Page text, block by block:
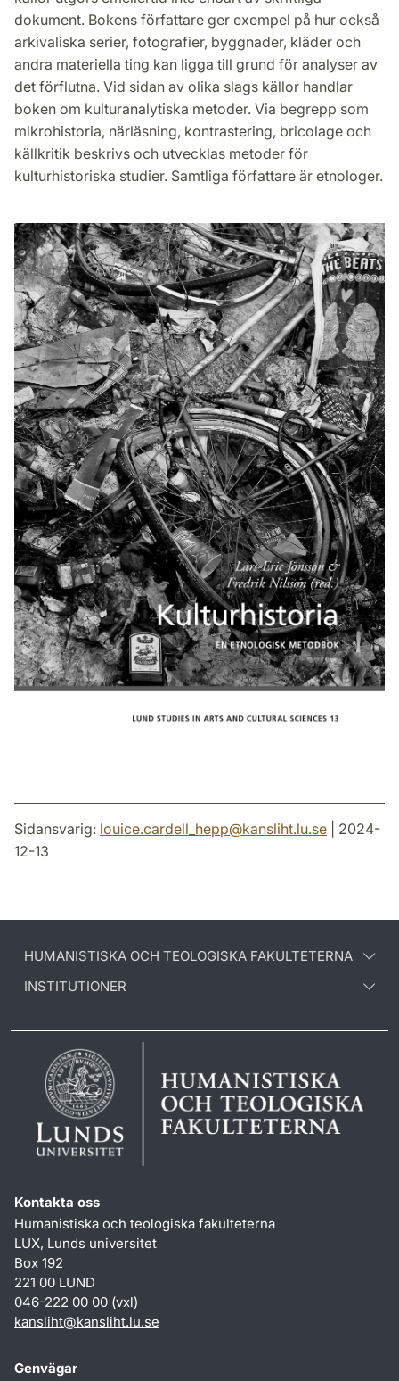
dokument. Bokens författare ger exempel på hur också
arkivaliska serier, fotografier, byggnader, kläder och
andra materiella ting kan ligga till grund för analyser av
det förflutna. Vid sidan av olika slags källor handlar
boken om kulturanalytiska metoder. Via begrepp som
mikrohistoria, närläsning, kontrastering, bricolage och
källkritik beskrivs och utvecklas metoder för
kulturhistoriska studier. Samtliga författare är etnologer.
Sidansvarig: louice.cardell_hepp@kansliht.lu.se | 2024-
12-13
HUMANISTISKA OCH TEOLOGISKA FAKULTETERNA
INSTITUTIONER
Kontakta oss
Humanistiska och teologiska fakulteterna
LUX, Lunds universitet
Box 192
221 00 LUND
046-222 00 00 (vxl)
kansliht@kansliht.lu.se
Genvägar